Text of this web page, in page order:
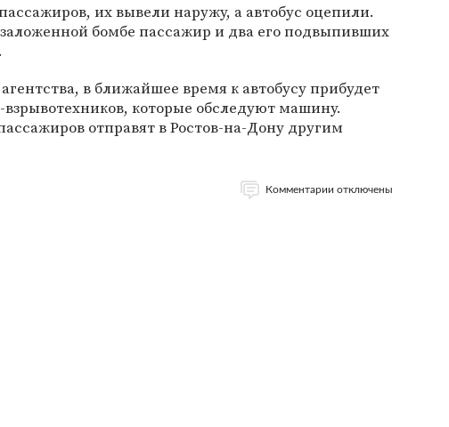
их вывели наружу, а автобус оцепили.
бомбе пассажир и два его подвыпивших
в ближайшее время к автобусу прибудет
которые обследуют машину.
отправят в Ростов-на-Дону другим
Комментарии отключены